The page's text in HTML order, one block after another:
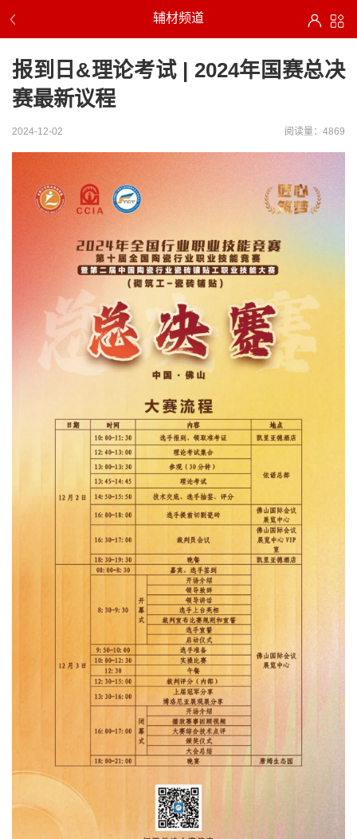
辅材频道
报到日&理论考试 | 2024年国赛总决
赛最新议程
2024-12-02 阅读量：4869